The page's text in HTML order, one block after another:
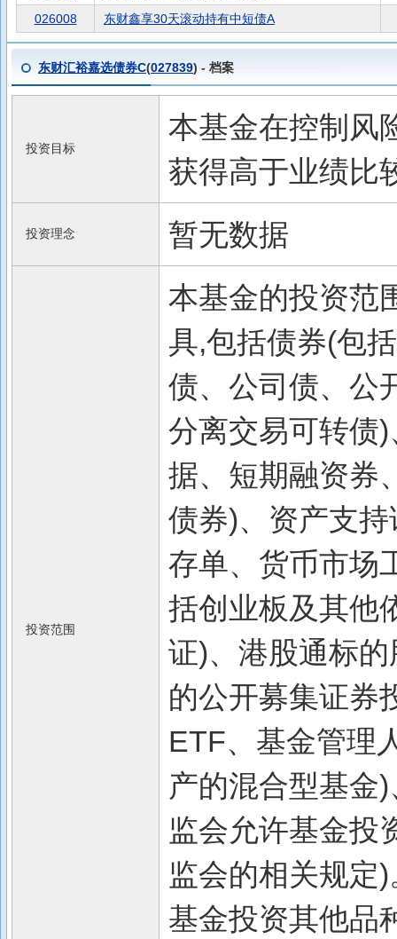
026008
东财鑫享30天滚动持有中短债A
东财汇裕嘉选债券C(027839) - 档案
投资目标
本基金在控制风
获得高于业绩比
投资理念 暂无数据
投资范围
本基金的投资范
具,包括债券(包
债、公司债、公
分离交易可转债
据、短期融资券
债券)、资产支
存单、货币市场
括创业板及其他
证)、港股通标
的公开募集证券
ETF、基金管理
产的混合型基金
监会允许基金投
监会的相关规定
基金投资其他品